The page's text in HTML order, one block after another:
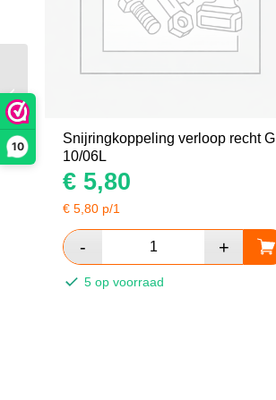
10
Snijringkoppeling verloop recht G
10/06L
€ 5,80
€ 5,80 p/1
5 op voorraad
Verloopkoppeling KOR 10/06L wrt/snij